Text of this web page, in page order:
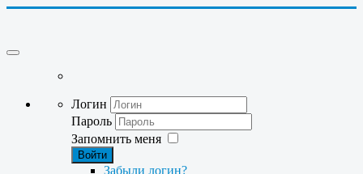
Логин
Пароль
Запомнить меня
Войти
Забыли логин?